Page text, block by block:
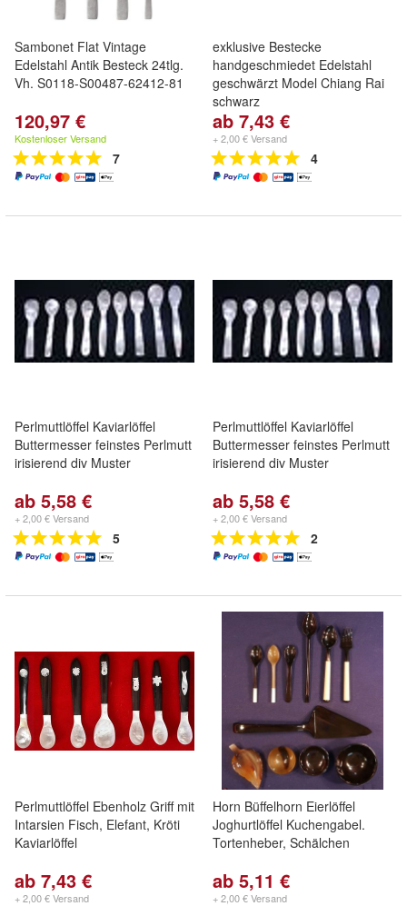
Sambonet Flat Vintage
Edelstahl Antik Besteck 24tlg.
Vh. S0118-S00487-62412-81
120,97 €
Kostenloser Versand
7
exklusive Bestecke
handgeschmiedet Edelstahl
geschwärzt Model Chiang Rai
schwarz
ab 7,43 €
+ 2,00 € Versand
4
Perlmuttlöffel Kaviarlöffel
Buttermesser feinstes Perlmutt
irisierend div Muster
ab 5,58 €
+ 2,00 € Versand
5
Perlmuttlöffel Kaviarlöffel
Buttermesser feinstes Perlmutt
irisierend div Muster
ab 5,58 €
+ 2,00 € Versand
2
Perlmuttlöffel Ebenholz Griff mit
Intarsien Fisch, Elefant, Kröti
Kaviarlöffel
ab 7,43 €
+ 2,00 € Versand
Horn Büffelhorn Eierlöffel
Joghurtlöffel Kuchengabel.
Tortenheber, Schälchen
ab 5,11 €
+ 2,00 € Versand